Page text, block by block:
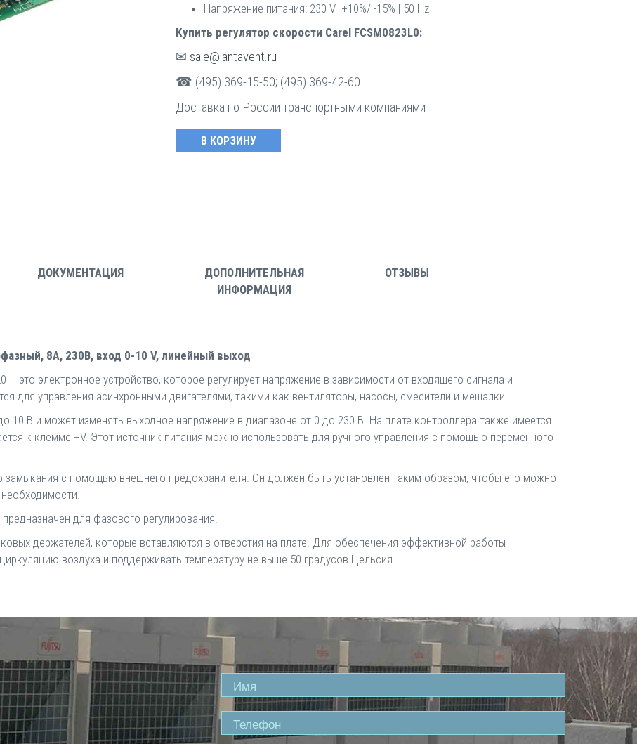
Напряжение питания: 230 V +10%/ -15% | 50 Hz
Купить регулятор скорости Carel FCSM0823L0:
✉ sale@lantavent.ru
☎ (495) 369-15-50; (495) 369-42-60
Доставка по России транспортными компаниями
ДОКУМЕНТАЦИЯ
ДОПОЛНИТЕЛЬНАЯ
ИНФОРМАЦИЯ
ОТЗЫВЫ
8A, 230В, вход 0-10 V, линейный выход
это электронное устройство, которое регулирует напряжение в зависимости от входящего сигнала и
для управления асинхронными двигателями, такими как вентиляторы, насосы, смесители и мешалки.
10 В и может изменять выходное напряжение в диапазоне от 0 до 230 В. На плате контроллера также имеется
к клемме +V. Этот источник питания можно использовать для ручного управления с помощью переменного
с помощью внешнего предохранителя. Он должен быть установлен таким образом, чтобы его можно
для фазового регулирования.
держателей, которые вставляются в отверстия на плате. Для обеспечения эффективной работы
воздуха и поддерживать температуру не выше 50 градусов Цельсия.
Name
Phone